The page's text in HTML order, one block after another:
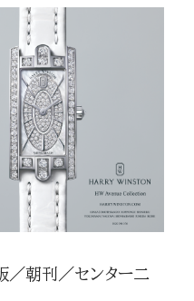
朝刊／センター二